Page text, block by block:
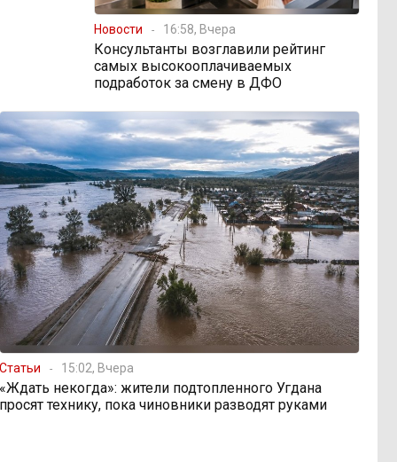
Новости 16:58, Вчера
Консультанты возглавили рейтинг
самых высокооплачиваемых
подработок за смену в ДФО
Статьи 15:02, Вчера
«Ждать некогда»: жители подтопленного Угдана
просят технику, пока чиновники разводят руками